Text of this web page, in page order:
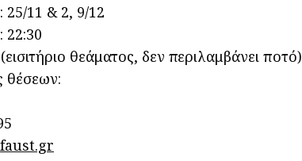
25/11 & 2, 9/12
22:30
θεάματος, δεν περιλαμβάνει ποτό)
θέσεων: